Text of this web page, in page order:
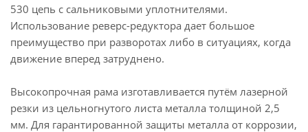
530 цепь с сальниковыми уплотнителями.
Использование реверс-редуктора дает большое
преимущество при разворотах либо в ситуациях, когда
движение вперед затруднено.
Высокопрочная рама изготавливается путём лазерной
резки из цельногнутого листа металла толщиной 2,5
мм. Для гарантированной защиты металла от коррозии,